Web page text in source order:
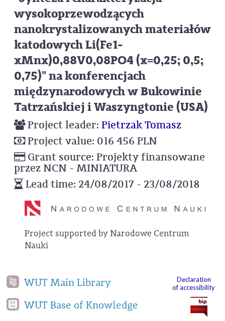
wysokoprzewodzących
nanokrystalizowanych materiałów
katodowych Li(Fe1-
xMnx)0,88V0,08PO4 (x=0,25; 0,5;
0,75)" na konferencjach
międzynarodowych w Bukowinie
Tatrzańskiej i Waszyngtonie (USA)
Project leader: Pietrzak Tomasz
Project value: 016 456 PLN
Grant source: Projekty finansowane
przez NCN - MINIATURA
Lead time: 24/08/2017 - 23/08/2018
Project supported by Narodowe Centrum
Nauki
WUT Main Library
WUT Base of Knowledge
Declaration
of accessibility